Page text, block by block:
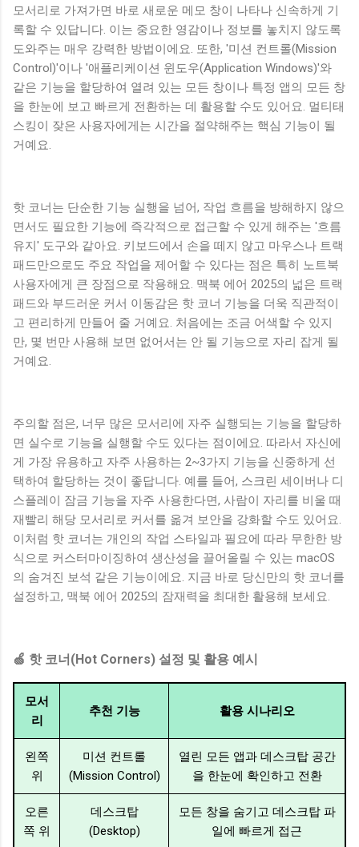
모서리로 가져가면 바로 새로운 메모 창이 나타나 신속하게 기
록할 수 있답니다. 이는 중요한 영감이나 정보를 놓치지 않도록
도와주는 매우 강력한 방법이에요. 또한, '미션 컨트롤(Mission
Control)'이나 '애플리케이션 윈도우(Application Windows)'와
같은 기능을 할당하여 열려 있는 모든 창이나 특정 앱의 모든 창
을 한눈에 보고 빠르게 전환하는 데 활용할 수도 있어요. 멀티태
스킹이 잦은 사용자에게는 시간을 절약해주는 핵심 기능이 될
거예요.
핫 코너는 단순한 기능 실행을 넘어, 작업 흐름을 방해하지 않으
면서도 필요한 기능에 즉각적으로 접근할 수 있게 해주는 '흐름
유지' 도구와 같아요. 키보드에서 손을 떼지 않고 마우스나 트랙
패드만으로도 주요 작업을 제어할 수 있다는 점은 특히 노트북
사용자에게 큰 장점으로 작용해요. 맥북 에어 2025의 넓은 트랙
패드와 부드러운 커서 이동감은 핫 코너 기능을 더욱 직관적이
고 편리하게 만들어 줄 거예요. 처음에는 조금 어색할 수 있지
만, 몇 번만 사용해 보면 없어서는 안 될 기능으로 자리 잡게 될
거예요.
주의할 점은, 너무 많은 모서리에 자주 실행되는 기능을 할당하
면 실수로 기능을 실행할 수도 있다는 점이에요. 따라서 자신에
게 가장 유용하고 자주 사용하는 2~3가지 기능을 신중하게 선
택하여 할당하는 것이 좋답니다. 예를 들어, 스크린 세이버나 디
스플레이 잠금 기능을 자주 사용한다면, 사람이 자리를 비울 때
재빨리 해당 모서리로 커서를 옮겨 보안을 강화할 수도 있어요.
이처럼 핫 코너는 개인의 작업 스타일과 필요에 따라 무한한 방
식으로 커스터마이징하여 생산성을 끌어올릴 수 있는 macOS
의 숨겨진 보석 같은 기능이에요. 지금 바로 당신만의 핫 코너를
설정하고, 맥북 에어 2025의 잠재력을 최대한 활용해 보세요.
🍏 핫 코너(Hot Corners) 설정 및 활용 예시
모서
리
추천 기능 활용 시나리오
왼쪽
위
미션 컨트롤
(Mission Control)
열린 모든 앱과 데스크탑 공간
을 한눈에 확인하고 전환
오른
쪽 위
데스크탑
(Desktop)
모든 창을 숨기고 데스크탑 파
일에 빠르게 접근